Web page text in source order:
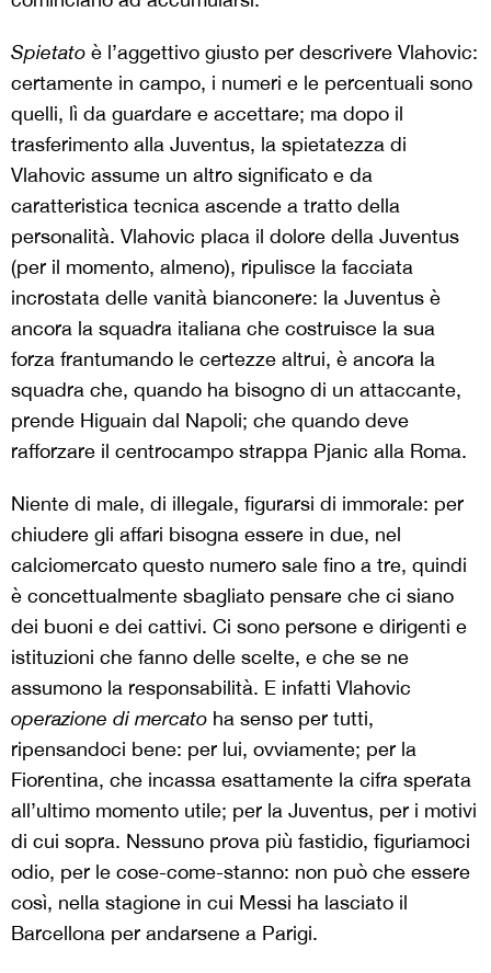
Spietato è l’aggettivo giusto per descrivere Vlahovic:
certamente in campo, i numeri e le percentuali sono
quelli, lì da guardare e accettare; ma dopo il
trasferimento alla Juventus, la spietatezza di
Vlahovic assume un altro significato e da
caratteristica tecnica ascende a tratto della
personalità. Vlahovic placa il dolore della Juventus
(per il momento, almeno), ripulisce la facciata
incrostata delle vanità bianconere: la Juventus è
ancora la squadra italiana che costruisce la sua
forza frantumando le certezze altrui, è ancora la
squadra che, quando ha bisogno di un attaccante,
prende Higuain dal Napoli; che quando deve
rafforzare il centrocampo strappa Pjanic alla Roma.
Niente di male, di illegale, figurarsi di immorale: per
chiudere gli affari bisogna essere in due, nel
calciomercato questo numero sale fino a tre, quindi
è concettualmente sbagliato pensare che ci siano
dei buoni e dei cattivi. Ci sono persone e dirigenti e
istituzioni che fanno delle scelte, e che se ne
assumono la responsabilità. E infatti Vlahovic
operazione di mercato ha senso per tutti,
ripensandoci bene: per lui, ovviamente; per la
Fiorentina, che incassa esattamente la cifra sperata
all’ultimo momento utile; per la Juventus, per i motivi
di cui sopra. Nessuno prova più fastidio, figuriamoci
odio, per le cose-come-stanno: non può che essere
così, nella stagione in cui Messi ha lasciato il
Barcellona per andarsene a Parigi.